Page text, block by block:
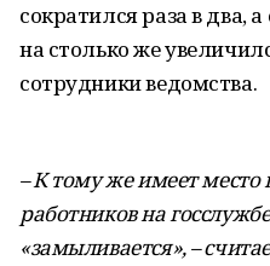
сократился раза в два,
на столько же
сотрудники ведомства.
– К тому же имеет
работников на
«замыливается», –